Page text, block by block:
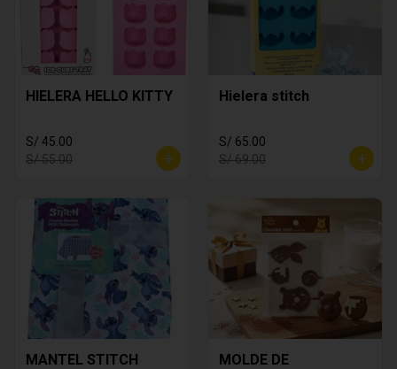
HIELERA HELLO KITTY
S/ 45.00
S/ 55.00
Hielera stitch
S/ 65.00
S/ 69.00
MANTEL STITCH
MOLDE DE